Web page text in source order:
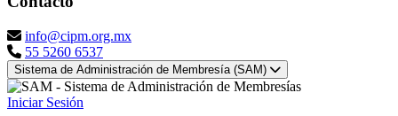
info@cipm.org.mx
55 5260 6537
Sistema de Administración de Membresía (SAM)
Iniciar Sesión